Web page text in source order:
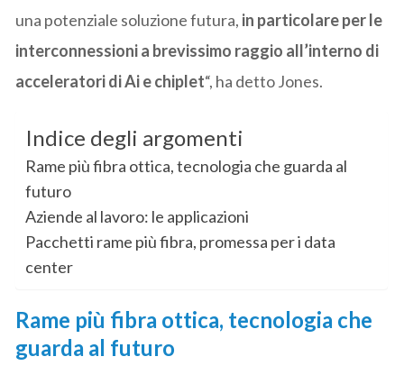
una potenziale soluzione futura, in particolare per le
interconnessioni a brevissimo raggio all’interno di
acceleratori di Ai e chiplet“, ha detto Jones.
Indice degli argomenti
Rame più fibra ottica, tecnologia che guarda al
futuro
Aziende al lavoro: le applicazioni
Pacchetti rame più fibra, promessa per i data
center
Rame più fibra ottica, tecnologia che
guarda al futuro